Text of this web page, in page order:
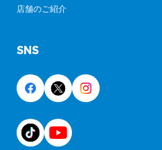
店舗のご紹介
SNS